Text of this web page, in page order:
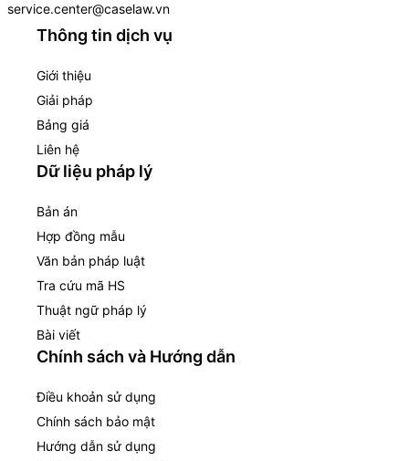
service.center@caselaw.vn
Thông tin dịch vụ
Giới thiệu
Giải pháp
Bảng giá
Liên hệ
Dữ liệu pháp lý
Bản án
Hợp đồng mẫu
Văn bản pháp luật
Tra cứu mã HS
Thuật ngữ pháp lý
Bài viết
Chính sách và Hướng dẫn
Điều khoản sử dụng
Chính sách bảo mật
Hướng dẫn sử dụng